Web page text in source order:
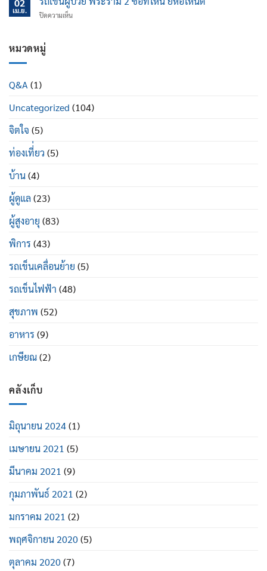
ไหน
นอน
ป้องกัน
ข้อ
บ้าง
02
เม.ย.
ปิดความเห็นบน
ยี่ห้อ
หมวดหมู่
Q&A (1)
Uncategorized (104)
จิตใจ (5)
ท่องเที่่ยว (5)
บ้าน(4)
ผู้ดูแล (23)
ผู้สูงอายุ (83)
พิการ (43)
รถเข็นเคลื่อนย้าย (5)
รถเข็นไฟฟ้า (48)
สุขภาพ (52)
อาหาร (9)
เกษียณ(2)
คลังเก็บ
มิถุนายน 2024(1)
เมษายน 2021 (5)
มีนาคม 2021 (9)
กุมภาพันธ์ 2021 (2)
มกราคม 2021 (2)
พฤศจิกายน 2020(5)
ตุลาคม 2020(7)